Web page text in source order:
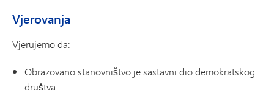
Vjerovanja
Vjerujemo da:
Obrazovano stanovništvo je sastavni dio demokratskog
društva.